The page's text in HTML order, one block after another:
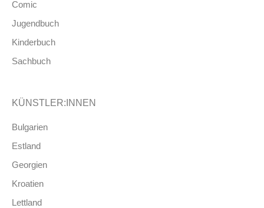
Comic
Jugendbuch
Kinderbuch
Sachbuch
KÜNSTLER:INNEN
Bulgarien
Estland
Georgien
Kroatien
Lettland